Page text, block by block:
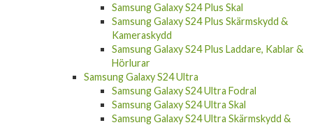
Samsung Galaxy S24 Plus Skal
Samsung Galaxy S24 Plus Skärmskydd &
Kameraskydd
Samsung Galaxy S24 Plus Laddare, Kablar &
Hörlurar
Samsung Galaxy S24 Ultra
Samsung Galaxy S24 Ultra Fodral
Samsung Galaxy S24 Ultra Skal
Samsung Galaxy S24 Ultra Skärmskydd &